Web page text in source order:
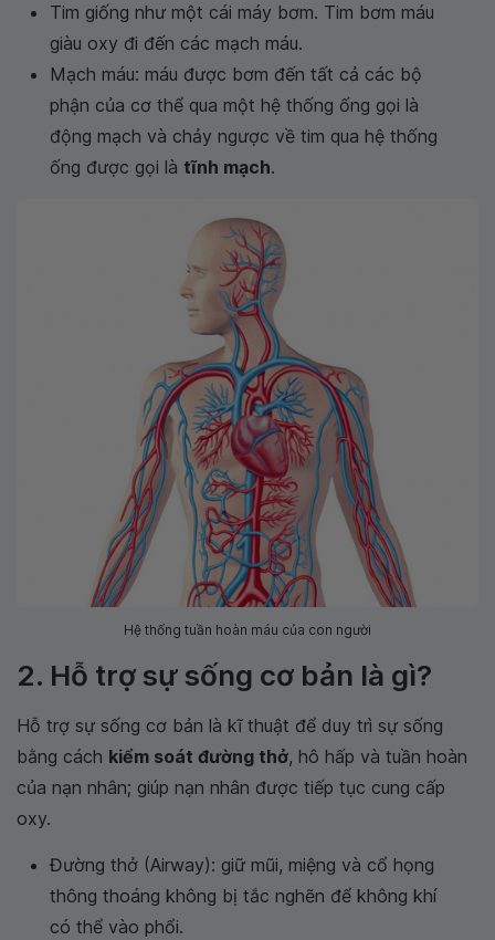
Tim giống như một cái máy bơm. Tim bơm máu
giàu oxy đi đến các mạch máu.
Mạch máu: máu được bơm đến tất cả các bộ
phận của cơ thể qua một hệ thống ống gọi là
động mạch và chảy ngược về tim qua hệ thống
ống được gọi là tĩnh mạch.
Hệ thống tuần hoàn máu của con người
2. Hỗ trợ sự sống cơ bản là gì?
Hỗ trợ sự sống cơ bản là kĩ thuật để duy trì sự sống
bằng cách kiểm soát đường thở, hô hấp và tuần hoàn
của nạn nhân; giúp nạn nhân được tiếp tục cung cấp
oxy.
Đường thở (Airway): giữ mũi, miệng và cổ họng
thông thoáng không bị tắc nghẽn để không khí
có thể vào phổi.